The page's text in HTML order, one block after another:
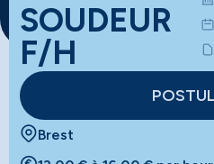
SOUDEUR
F/H
Brest